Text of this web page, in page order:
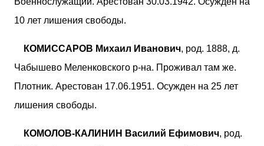
10 лет лишения свободы.
КОМИССАРОВ Михаил Иванович, род. 1888, д.
Чабышево Меленковского р-на. Проживал там же.
Плотник. Арестован 17.06.1951. Осужден на 25 лет
лишения свободы.
КОМОЛОВ-КАЛИНИН Василий Ефимович, род.